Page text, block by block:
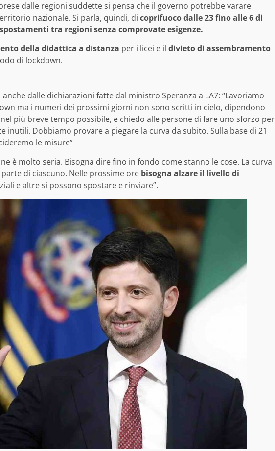
dalle regioni suddette si pensa che il governo potrebbe varare
nazionale. Si parla, quindi, di coprifuoco dalle 23 fino alle 6 di
tra regioni senza comprovate esigenze.
della didattica a distanza per i licei e il divieto di assembramento
di lockdown.
dalle dichiarazioni fatte dal ministro Speranza a LA7: “Lavoriamo
ma i numeri dei prossimi giorni non sono scritti in cielo, dipendono
più breve tempo possibile, e chiedo alle persone di fare uno sforzo per
inutili. Dobbiamo provare a piegare la curva da subito. Sulla base di 21
le misure”
è molto seria. Bisogna dire fino in fondo come stanno le cose. La curva
di ciascuno. Nelle prossime ore bisogna alzare il livello di
e altre si possono spostare e rinviare”.